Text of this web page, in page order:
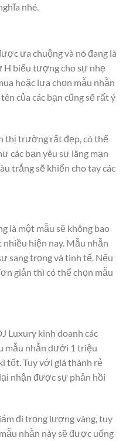
nhé.
ưa chuộng và nó đang là
H biểu tượng cho sự nhẹ
hoặc lựa chọn mẫu nhẫn
của các bạn cũng sẽ rất ý
thị trường rất đẹp, có thể
các bạn yêu sự lãng mạn
trắng sẽ khiến cho tay các
là một mẫu sẽ không bao
hiện nay. Mẫu nhẫn
sang trọng và tinh tế. Nếu
giản thì có thể chọn mẫu
Luxury kinh doanh các
mẫu nhẫn dưới 1 triệu
tốt. Tuy với giá thành rẻ
nhận được sự phản hồi
đi trọng lượng vàng, tuy
nhẫn này sẽ được uống